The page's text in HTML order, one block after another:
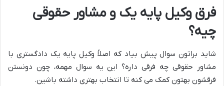
فرق وکیل پایه یک و مشاور حقوقی
چیه؟
شاید براتون سوال پیش بیاد که اصلاً وکیل پایه یک دادگستری با
مشاور حقوقی چه فرقی داره؟ این یه سوال مهمه، چون دونستن
فرقشون بهتون کمک می کنه تا انتخاب بهتری داشته باشین.